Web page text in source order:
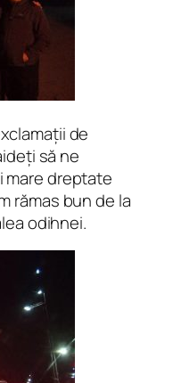
de
să ne
mare dreptate
rămas bun de la
odihnei.